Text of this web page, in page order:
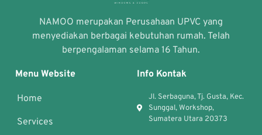
NAMOO merupakan Perusahaan UPVC yang
menyediakan berbagai kebutuhan rumah. Telah
berpengalaman selama 16 Tahun.
Menu Website
Home
Services
Info Kontak
Jl. Serbaguna, Tj. Gusta, Kec.
Sunggal, Workshop,
Sumatera Utara 20373